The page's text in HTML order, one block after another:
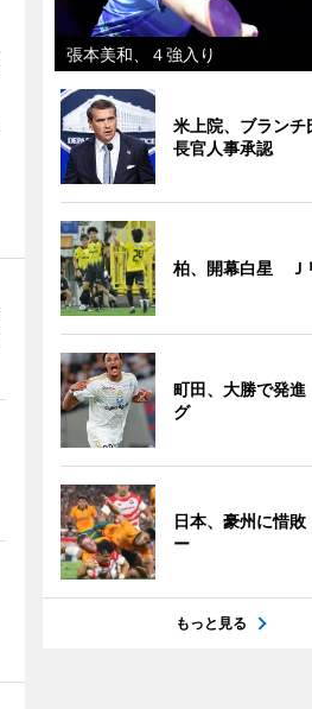
張本美和、４強入り
米上院、ブランチ
長官人事承認
柏、開幕白星 Ｊ
町田、大勝で発
グ
日本、豪州に惜
ー
もっと見る